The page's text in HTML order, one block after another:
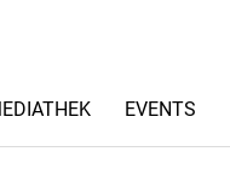
EVENTS